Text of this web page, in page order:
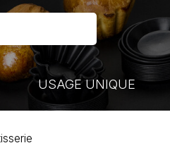
USAGE UNIQUE